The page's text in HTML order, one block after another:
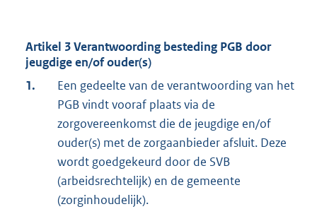
Artikel 3 Verantwoording besteding PGB door
jeugdige en/of ouder(s)
1.
Een gedeelte van de verantwoording van het
PGB vindt vooraf plaats via de
zorgovereenkomst die de jeugdige en/of
ouder(s) met de zorgaanbieder afsluit. Deze
wordt goedgekeurd door de SVB
(arbeidsrechtelijk) en de gemeente
(zorginhoudelijk).